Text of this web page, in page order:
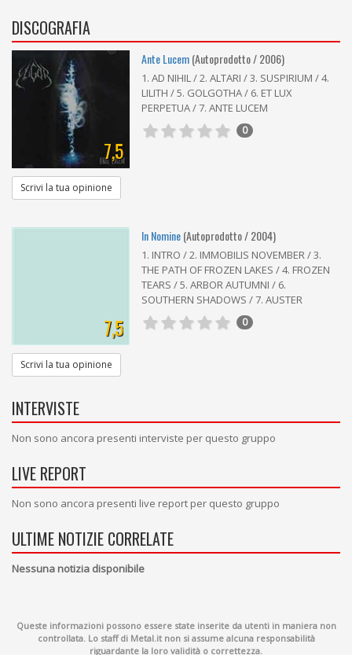
DISCOGRAFIA
7,5
Ante Lucem(Autoprodotto / 2006)
1. AD NIHIL / 2. ALTARI / 3. SUSPIRIUM / 4.
LILITH / 5. GOLGOTHA / 6. ET LUX
PERPETUA / 7. ANTE LUCEM
0
Scrivi la tua opinione
7,5
In Nomine(Autoprodotto / 2004)
1. INTRO / 2. IMMOBILIS NOVEMBER / 3.
THE PATH OF FROZEN LAKES / 4. FROZEN
TEARS / 5. ARBOR AUTUMNI / 6.
SOUTHERN SHADOWS / 7. AUSTER
0
Scrivi la tua opinione
INTERVISTE
Non sono ancora presenti interviste per questo gruppo
LIVE REPORT
Non sono ancora presenti live report per questo gruppo
ULTIME NOTIZIE CORRELATE
Nessuna notizia disponibile
Queste informazioni possono essere state inserite da utenti in maniera non
controllata. Lo staff di Metal.it non si assume alcuna responsabilità
riguardante la loro validità o correttezza.